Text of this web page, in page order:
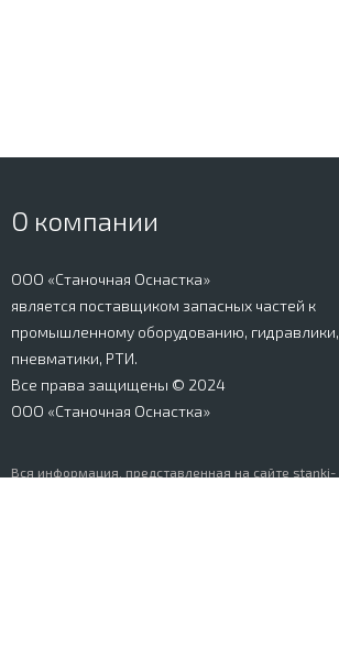
О компании
ООО «Станочная Оснастка»
является поставщиком запасных частей к
промышленному оборудованию, гидравлики,
пневматики, РТИ.
Все права защищены © 2024
ООО «Станочная Оснастка»
Вся информация, представленная на сайте stanki-